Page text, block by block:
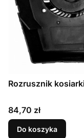
Rozrusznik
Cena
84,70 zł
Do koszyka